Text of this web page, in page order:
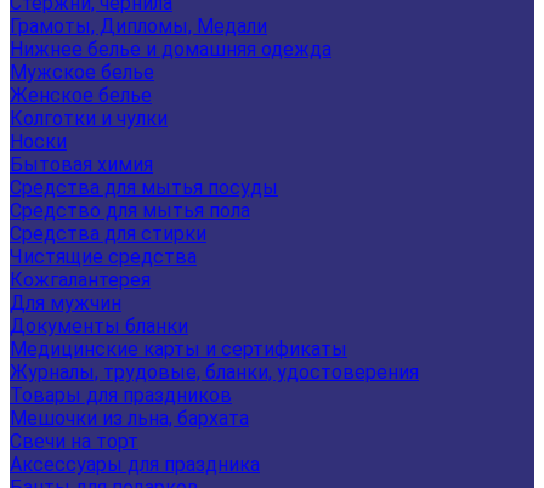
Грамоты, Дипломы, Медали
Нижнее белье и домашняя одежда
Мужское белье
Женское белье
Колготки и чулки
Носки
Бытовая химия
Средства для мытья посуды
Средство для мытья пола
Средства для стирки
Чистящие средства
Кожгалантерея
Для мужчин
Документы бланки
Медицинские карты и сертификаты
Журналы, трудовые, бланки, удостоверения
Товары для праздников
Мешочки из льна, бархата
Свечи на торт
Аксессуары для праздника